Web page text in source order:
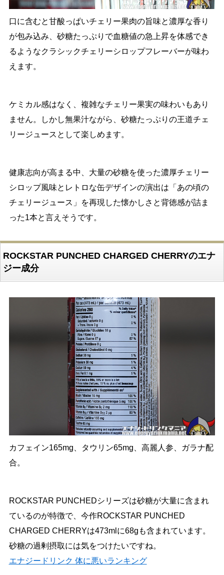
口に含むと甘酸っぱいチェリー果肉の旨味と濃厚な香り
が包み込み、砂糖たっぷりで血糖値の急上昇を体感でき
るようなクラシックチェリーシロップフレーバーが味わ
えます。
ケミカル感はなく、複雑なチェリー果実の味わいもあり
ません。しかし無果汁ながら、砂糖たっぷりの王道チェ
リージュースとして楽しめます。
健康志向が高まる中、大量の砂糖を使った濃厚チェリー
シロップ風味とレトロな缶デザインの演出は「あの頃の
チェリージュース」を再現した懐かしさと背徳感が詰ま
った1本と言えそうです。
ROCKSTAR PUNCHED CHARGED CHERRYのエナ
ジー成分
カフェイン165mg、タウリン65mg、高麗人参、ガラナ配
合。
ROCKSTAR PUNCHEDシリーズは砂糖が大量に含まれ
ているのが特徴で、今作ROCKSTAR PUNCHED
CHARGED CHERRYは473mlに68gも含まれています。
砂糖の過剰摂取には気をつけたいですね。
エナジードリンク 体に悪いランキング